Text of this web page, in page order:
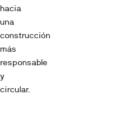
hacia
una
construcción
más
responsable
y
circular.